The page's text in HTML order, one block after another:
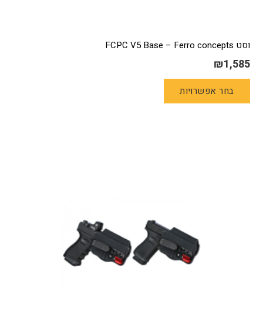
וסט FCPC V5 Base – Ferro concepts
₪1,585
בחר אפשרויות
המוצר